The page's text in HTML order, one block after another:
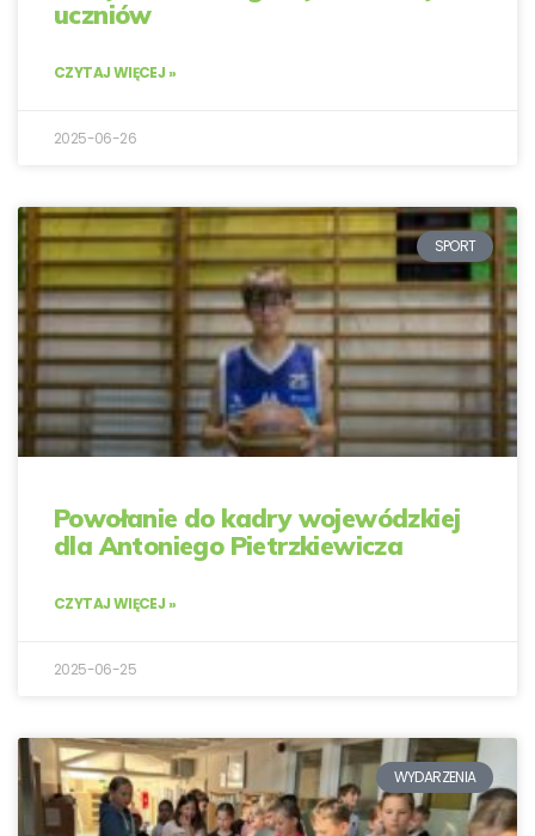
uczniów
CZYTAJ WIĘCEJ »
2025-06-26
SPORT
Powołanie do kadry wojewódzkiej
dla Antoniego Pietrzkiewicza
CZYTAJ WIĘCEJ »
2025-06-25
WYDARZENIA